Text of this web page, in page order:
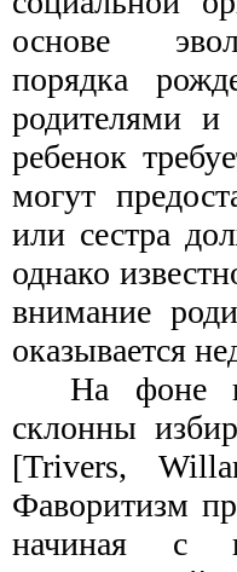
основе
порядка
родителями и
ребенок
могут
или сестра
однако
внимание
оказывается
На фоне
склонны
[Trivers,
Фаворитизм
начиная с